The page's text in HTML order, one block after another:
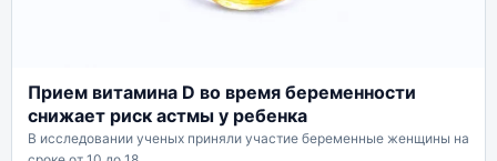
Прием витамина D во время беременности
снижает риск астмы у ребенка
В исследовании ученых приняли участие беременные женщины на